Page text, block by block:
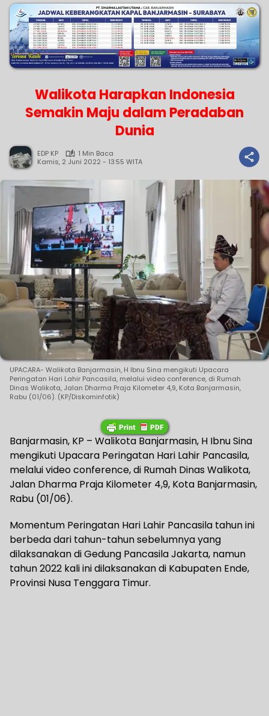
Walikota Harapkan Indonesia
Semakin Maju dalam Peradaban
Dunia
EDP KP
1 Min Baca
Kamis, 2 Juni 2022 - 13:55 WITA
UPACARA- Walikota Banjarmasin, H Ibnu Sina mengikuti Upacara
Peringatan Hari Lahir Pancasila, melalui video conference, di Rumah
Dinas Walikota, Jalan Dharma Praja Kilometer 4,9, Kota Banjarmasin,
Rabu (01/06). (KP/Diskominfotik)
Banjarmasin, KP – Walikota Banjarmasin, H Ibnu Sina
mengikuti Upacara Peringatan Hari Lahir Pancasila,
melalui video conference, di Rumah Dinas Walikota,
Jalan Dharma Praja Kilometer 4,9, Kota Banjarmasin,
Rabu (01/06).
Momentum Peringatan Hari Lahir Pancasila tahun ini
berbeda dari tahun-tahun sebelumnya yang
dilaksanakan di Gedung Pancasila Jakarta, namun
tahun 2022 kali ini dilaksanakan di Kabupaten Ende,
Provinsi Nusa Tenggara Timur.